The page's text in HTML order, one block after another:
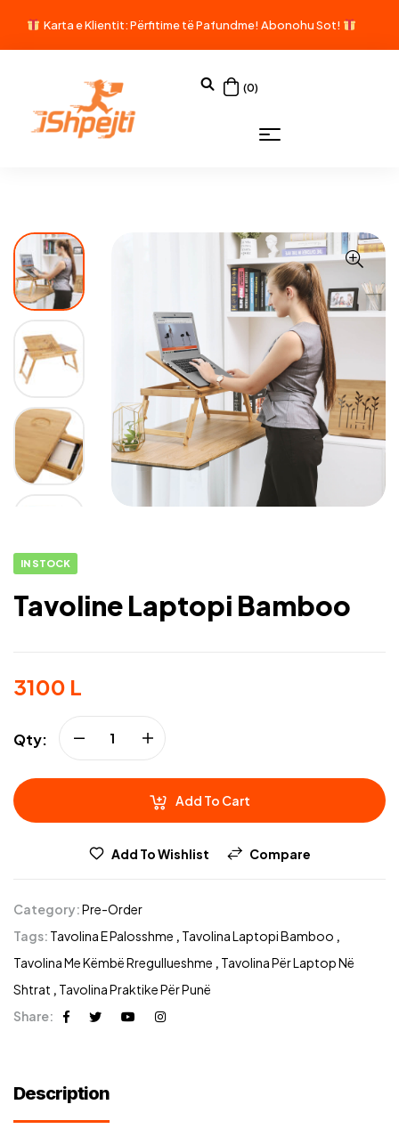
Karta e Klientit: Përfitime të Pafundme! Abonohu Sot!
(0)
IN STOCK
Tavoline Laptopi Bamboo
3100 L
Qty:
Add To Cart
Add To Wishlist Compare
Category:Pre-Order
Tags: Tavolina E Palosshme , Tavolina Laptopi Bamboo ,
Tavolina Me Këmbë Rregullueshme , Tavolina Për Laptop Në
Shtrat , Tavolina Praktike Për Punë
Share:
Description